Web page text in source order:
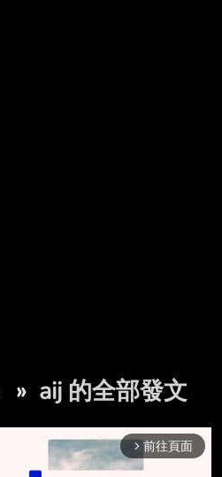
» aij 的全部發文
arrow_forward_ios 前往頁面